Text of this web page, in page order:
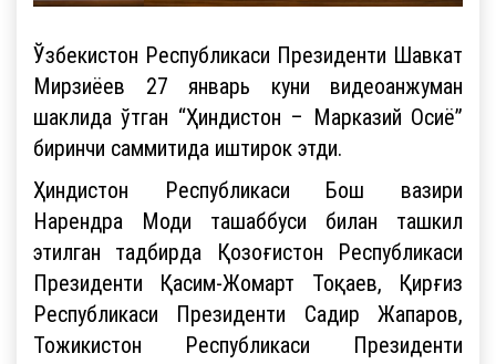
Ўзбекистон Республикаси Президенти Шавкат
Мирзиёев 27 январь куни видеоанжуман
шаклида ўтган “Ҳиндистон – Марказий Осиё”
биринчи саммитида иштирок этди.
Ҳиндистон Республикаси Бош вазири
Нарендра Моди ташаббуси билан ташкил
этилган тадбирда Қозоғистон Республикаси
Президенти Қасим-Жомарт Тоқаев, Қирғиз
Республикаси Президенти Садир Жапаров,
Тожикистон Республикаси Президенти